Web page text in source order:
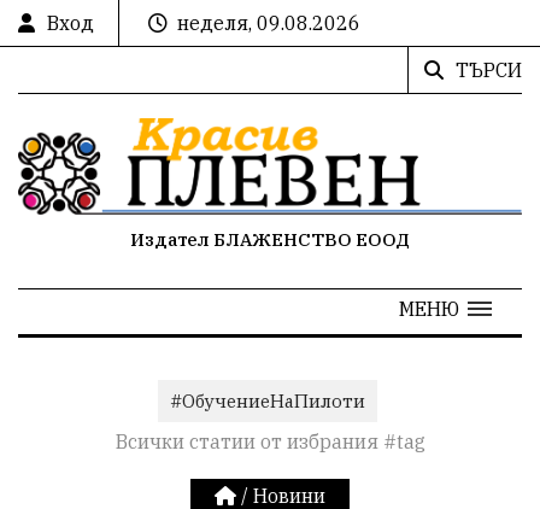
Вход
неделя, 09.08.2026
ТЪРСИ
Издател БЛАЖЕНСТВО ЕООД
МЕНЮ
#ОбучениеНаПилоти
Всички статии от избрания #tag
/ Новини